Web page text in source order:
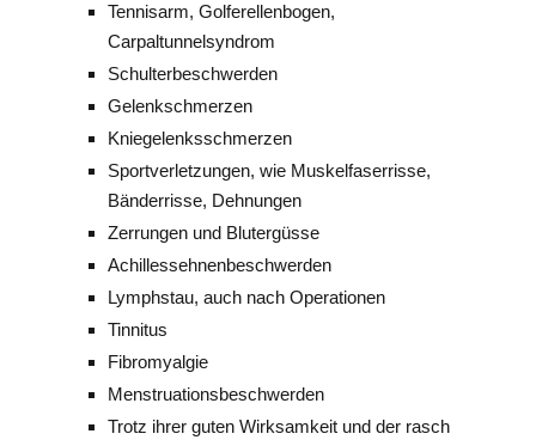
Tennisarm, Golferellenbogen,
Carpaltunnelsyndrom
Schulterbeschwerden
Gelenkschmerzen
Kniegelenksschmerzen
Sportverletzungen, wie Muskelfaserrisse,
Bänderrisse, Dehnungen
Zerrungen und Blutergüsse
Achillessehnenbeschwerden
Lymphstau, auch nach Operationen
Tinnitus
Fibromyalgie
Menstruationsbeschwerden
Trotz ihrer guten Wirksamkeit und der rasch